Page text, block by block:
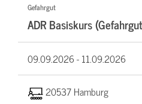
Gefahrgut
ADR Basiskurs
09.09.2026 -11.09.2026
20537 Hamburg